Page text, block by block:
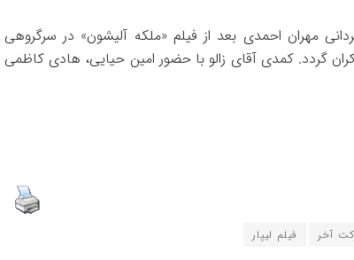
مهران احمدی بعد از فیلم «ملکه آلیشون» در سرگروهی
گردد. کمدی آقای زالو با حضور امین حیایی، هادی کاظمی
آخر فیلم لیپار